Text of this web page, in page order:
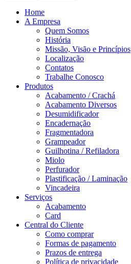
Home
A Empresa
Quem Somos
História
Missão, Visão e Princípios
Localização
Contatos
Trabalhe Conosco
Produtos
Acabamento / Crachá
Acabamento Diversos
Desumidificador
Encadernação
Fragmentadora
Grampeador
Guilhotina / Refiladora
Miolo
Perfurador
Plastificação / Laminação
Vincadeira
Serviços
Acabamento
Card
Central do Cliente
Como comprar
Formas de pagamento
Prazos de entrega
Política de privacidade